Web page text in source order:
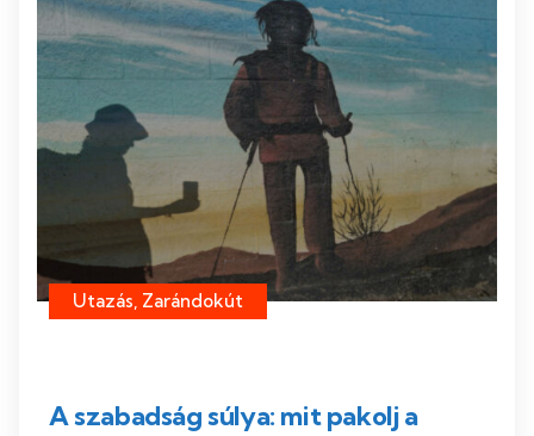
Utazás, Zarándokút
A szabadság súlya: mit pakolj a